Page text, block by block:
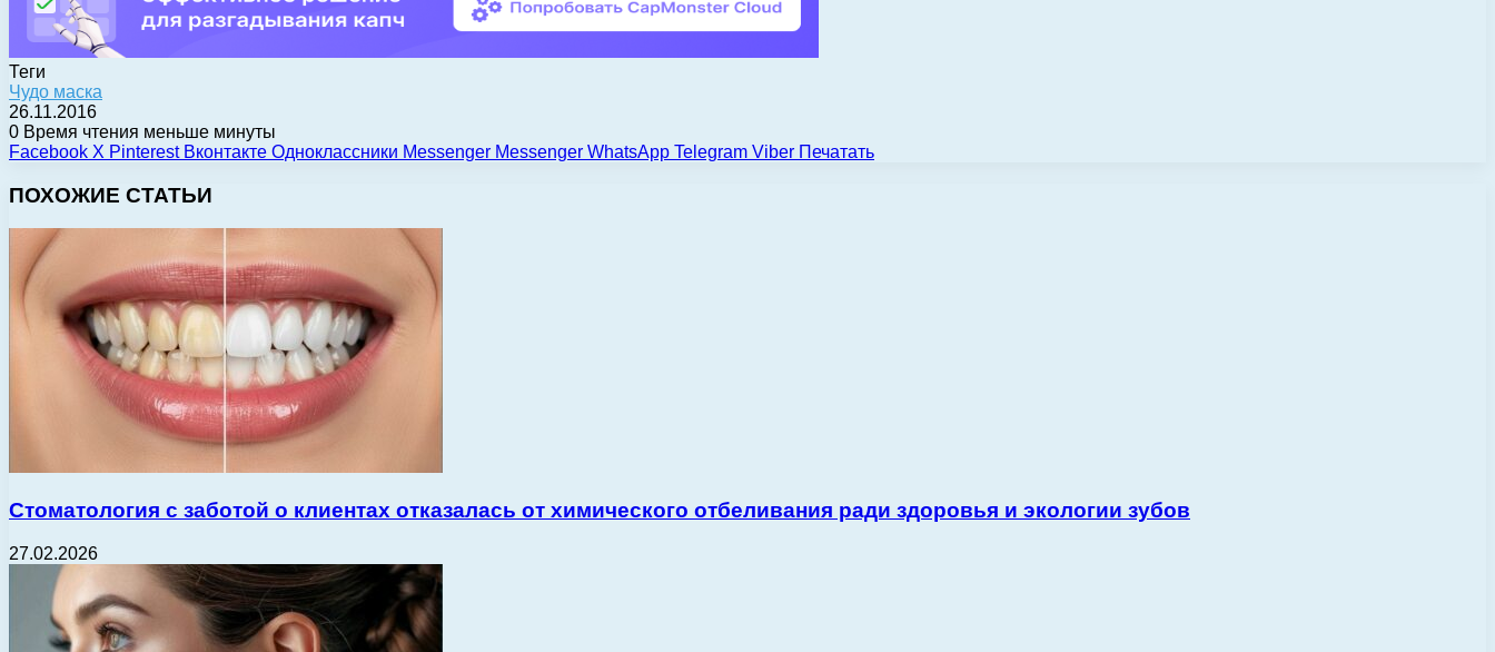
Теги
Чудо маска
26.11.2016
0 Время чтения меньше минуты
Facebook X Pinterest Вконтакте Одноклассники Messenger Messenger WhatsApp Telegram Viber Печатать
ПОХОЖИЕ СТАТЬИ
Стоматология с заботой о клиентах отказалась от химического отбеливания ради здоровья и экологии зубов
27.02.2026